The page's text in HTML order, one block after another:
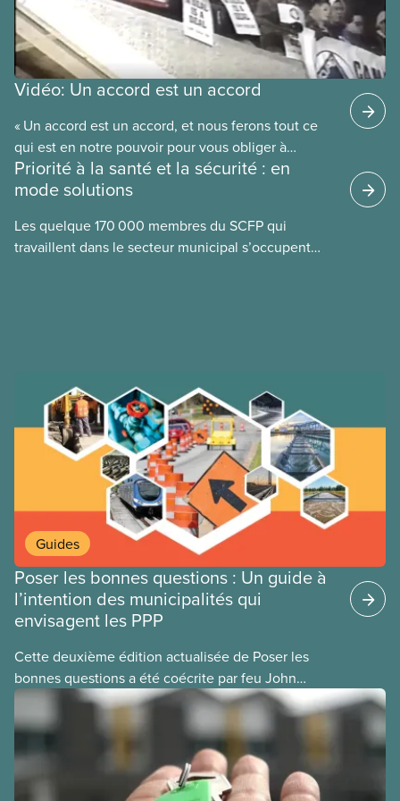
Vidéo: Un accord est un accord
« Un accord est un accord, et nous ferons tout ce
qui est en notre pouvoir pour vous obliger à
respecter cet accord. » C’est la promesse faite par
le futur président national du SCFP, Paul Moist, au
conseil a annoncé son intention d’ouvrir la
convention collective du SCFP 500 afin de réduire
Priorité à la santé et la sécurité : en
mode solutions
Les quelque 170 000 membres du SCFP qui
travaillent dans le secteur municipal s’occupent
Guides
Poser les bonnes questions : Un guide à
l’intention des municipalités qui
envisagent les PPP
Cette deuxième édition actualisée de Poser les
bonnes questions a été coécrite par feu John
Loxley et son fils, le chercheur Salim Loxley. À la
lumière des données et les expériences les plus
récentes au Canada et dans le monde entier, ce
guide examine avec un œil critique les arguments
en faveur et à l’encontre du recours aux